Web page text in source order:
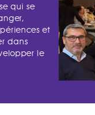
qui se
et
dans
le